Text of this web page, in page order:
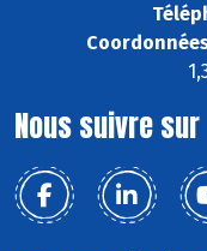
Nous suivre sur